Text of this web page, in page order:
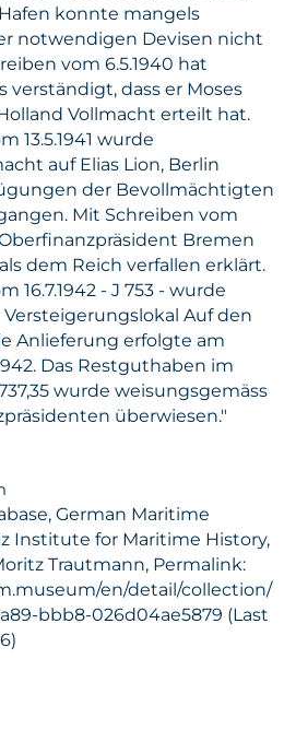
konnte mangels
notwendigen Devisen nicht
vom 6.5.1940 hat
verständigt, dass er Moses
Vollmacht erteilt hat.
13.5.1941 wurde
auf Elias Lion, Berlin
der Bevollmächtigten
Mit Schreiben vom
Oberfinanzpräsident Bremen
dem Reich verfallen erklärt.
16.7.1942 - J 753 - wurde
Auf den
Anlieferung erfolgte am
Das Restguthaben im
wurde weisungsgemäss
überwiesen."
German Maritime
Institute for Maritime History,
Trautmann, Permalink:
en/detail/collection/
bbb8-026d04ae5879 (Last